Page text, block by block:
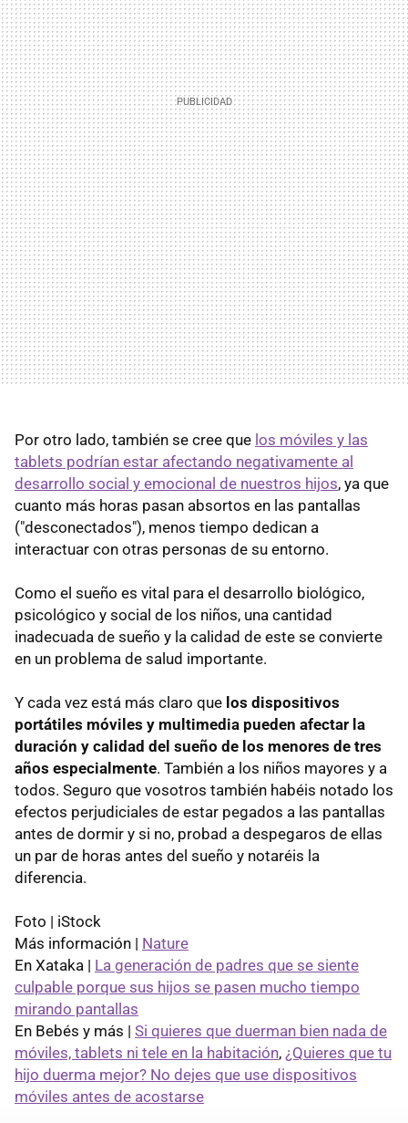
Por otro lado, también se cree que los móviles y las
tablets podrían estar afectando negativamente al
desarrollo social y emocional de nuestros hijos, ya que
cuanto más horas pasan absortos en las pantallas
("desconectados"), menos tiempo dedican a
interactuar con otras personas de su entorno.
Como el sueño es vital para el desarrollo biológico,
psicológico y social de los niños, una cantidad
inadecuada de sueño y la calidad de este se convierte
en un problema de salud importante.
Y cada vez está más claro que los dispositivos
portátiles móviles y multimedia pueden afectar la
duración y calidad del sueño de los menores de tres
años especialmente. También a los niños mayores y a
todos. Seguro que vosotros también habéis notado los
efectos perjudiciales de estar pegados a las pantallas
antes de dormir y si no, probad a despegaros de ellas
un par de horas antes del sueño y notaréis la
diferencia.
Foto | iStock
Más información | Nature
En Xataka | La generación de padres que se siente
culpable porque sus hijos se pasen mucho tiempo
mirando pantallas
En Bebés y más | Si quieres que duerman bien nada de
móviles, tablets ni tele en la habitación, ¿Quieres que tu
hijo duerma mejor? No dejes que use dispositivos
móviles antes de acostarse